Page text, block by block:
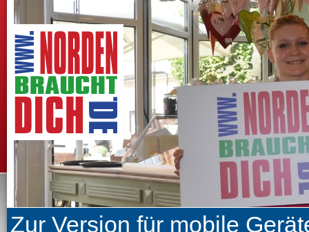
Zur Version für mobile